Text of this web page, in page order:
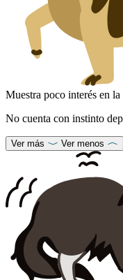
Muestra poco interés en la
No cuenta con instinto
Ver más Ver menos